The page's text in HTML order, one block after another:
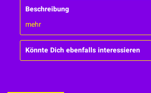
Beschreibung
mehr
Könnte Dich ebenfalls interessieren